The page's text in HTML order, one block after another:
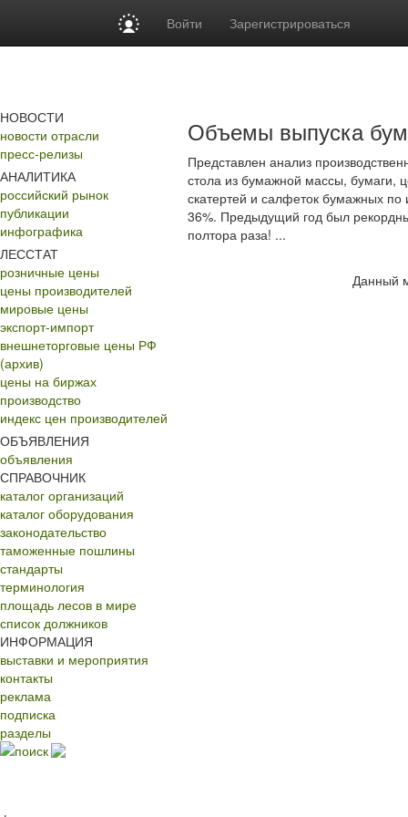
Войти Зарегистрироваться
НОВОСТИ
новости отрасли
пресс-релизы
АНАЛИТИКА
российский рынок
публикации
инфографика
ЛЕССТАТ
розничные цены
цены производителей
мировые цены
экспорт-импорт
внешнеторговые цены РФ
(архив)
цены на биржах
производство
индекс цен производителей
ОБЪЯВЛЕНИЯ
объявления
СПРАВОЧНИК
каталог организаций
каталог оборудования
законодательство
таможенные пошлины
стандарты
терминология
площадь лесов в мире
список должников
ИНФОРМАЦИЯ
выставки и мероприятия
контакты
реклама
подписка
разделы
поиск
Объемы выпуска
Представлен анализ
стола из бумажной массы, бумаги,
скатертей и салфеток бумажных по
36%. Предыдущий год был
полтора раза! ...
Данный